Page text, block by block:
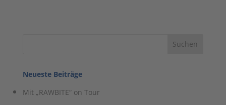
Neueste Beiträge
Mit „RAWBITE“ on Tour